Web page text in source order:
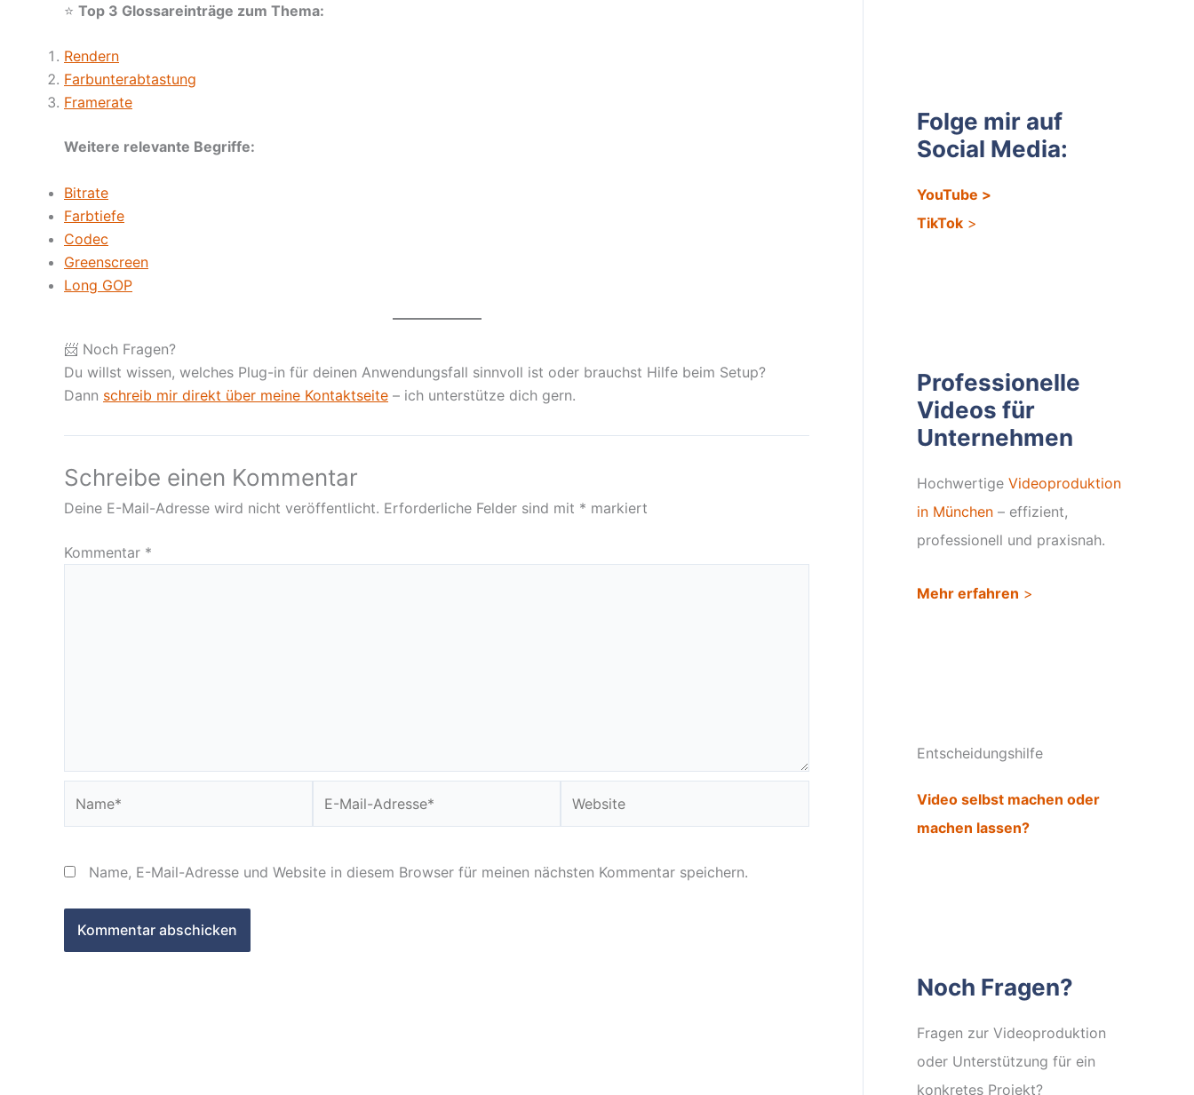
⭐ Top 3 Glossareinträge zum Thema:
Rendern
Farbunterabtastung
Framerate
Weitere relevante Begriffe:
Bitrate
Farbtiefe
Codec
Greenscreen
Long GOP
📨 Noch Fragen?
Du willst wissen, welches Plug-in für deinen Anwendungsfall sinnvoll ist oder brauchst Hilfe beim Setup?
Dann schreib mir direkt über meine Kontaktseite – ich unterstütze dich gern.
Schreibe einen Kommentar
Deine E-Mail-Adresse wird nicht veröffentlicht. Erforderliche Felder sind mit * markiert
Kommentar *
Mail-
Name, E-Mail-Adresse und Website in diesem Browser für meinen nächsten Kommentar speichern.
Folge mir auf
Social Media:
YouTube >
TikTok >
Professionelle
Videos für
Unternehmen
Hochwertige Videoproduktion
in München – effizient,
professionell und praxisnah.
Mehr erfahren >
Entscheidungshilfe
Video selbst machen oder
machen lassen?
Noch Fragen?
Fragen zur Videoproduktion
oder Unterstützung für ein
konkretes Projekt?